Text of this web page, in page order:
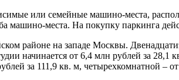
или семейные машино-места,
машино-места. На покупку паркинга
районе на западе Москвы.
начинается от 6,4 млн рублей за
за 111,9 кв. м, четырехкомнатной –